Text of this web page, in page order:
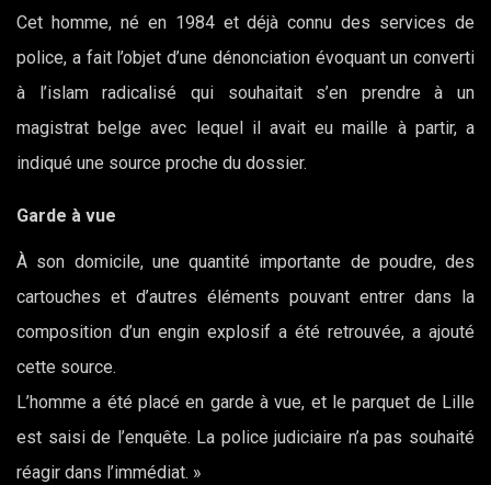
Cet homme, né en 1984 et déjà connu des services de
police, a fait l’objet d’une dénonciation évoquant un converti
à l’islam radicalisé qui souhaitait s’en prendre à un
magistrat belge avec lequel il avait eu maille à partir, a
indiqué une source proche du dossier.
Garde à vue
À son domicile, une quantité importante de poudre, des
cartouches et d’autres éléments pouvant entrer dans la
composition d’un engin explosif a été retrouvée, a ajouté
cette source.
L’homme a été placé en garde à vue, et le parquet de Lille
est saisi de l’enquête. La police judiciaire n’a pas souhaité
réagir dans l’immédiat. »